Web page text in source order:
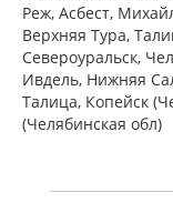
Реж, Асбест,
Верхняя Тура,
Североуральск,
Ивдель, Нижняя
Талица, Копейск
(Челябинская обл)